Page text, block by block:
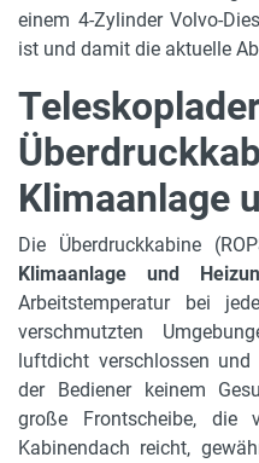
445/65 R 22,5
auf Anfrage
Gabelzinken
60 x 150 x
Drehbarer
360° endlos
Tankinhalt
190 l, Diesel
max. Hubhöhe
25.7 m
einem 4-Zylinder Volvo-
ist und damit die aktuelle
Klimaanlage
Die Überdruckkabine
Klimaanlage und
Arbeitstemperatur bei
verschmutzten
luftdicht verschlossen
der Bediener keinem
große Frontscheibe, die
Kabinendach reicht,